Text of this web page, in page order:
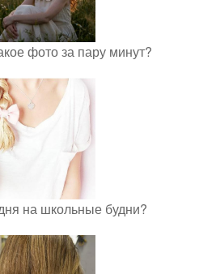
фото за пару минут?
на школьные будни?